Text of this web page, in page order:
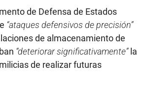
de Defensa de Estados
“ataques defensivos de precisión”
de almacenamiento de
“deteriorar significativamente”la
de realizar futuras